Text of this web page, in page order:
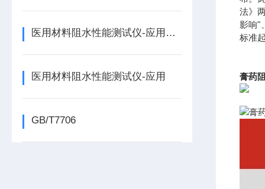
医用材料阻水性能测试仪-应用解读
医用材料阻水性能测试仪-应用
GB/T7706
法》
影响"
标准
膏药